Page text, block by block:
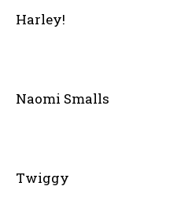
Harley!
Naomi Smalls
Twiggy